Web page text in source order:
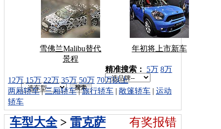
雪佛兰Malibu替代
景程
年初将上市新车
车型搜索：
精准搜索： 5万 8万
12万 15万 22万 35万 50万 70万以上
两厢轿车|三厢轿车|旅行轿车 | 敞篷轿车 | 运动
轿车
有奖报错
车型大全> 雷克萨